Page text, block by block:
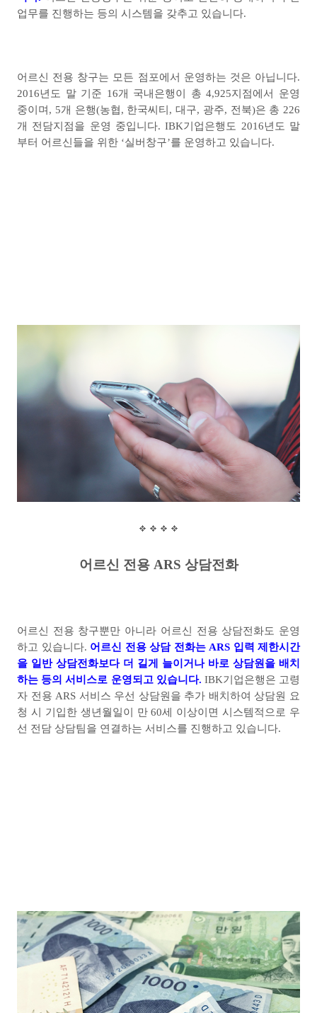
업무를 진행하는 등의 시스템을 갖추고 있습니다.
어르신 전용 창구는 모든 점포에서 운영하는 것은 아닙니다.
2016년도 말 기준 16개 국내은행이 총 4,925지점에서 운영
중이며 , 5개 은행(농협, 한국씨티 , 대구, 광주, 전북)은 총 226
개 전담지점을 운영 중입니다. IBK기업은행도 2016년도 말
부터 어르신들을 위한 ‘실버창구’를 운영하고 있습니다.
어르신 전용 ARS 상담전화
어르신 전용 창구뿐만 아니라 어르신 전용 상담전화도 운영
하고 있습니다. 어르신 전용 상담 전화는 ARS 입력 제한시간
을 일반 상담전화보다 더 길게 늘이거나 바로 상담원을 배치
하는 등의 서비스로 운영되고 있습니다. IBK기업은행은 고령
자 전용 ARS 서비스 우선 상담원을 추가 배치하여 상담원 요
청 시 기입한 생년월일이 만60세 이상이면 시스템적으로 우
선 전담 상담팀을 연결하는 서비스를 진행하고 있습니다.